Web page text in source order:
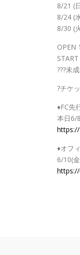
8/21 (
8/24 (
8/30 (
OPEN
??‍?未
?チケ
♦︎FC先
本日6/
♦︎オフ
6/10(